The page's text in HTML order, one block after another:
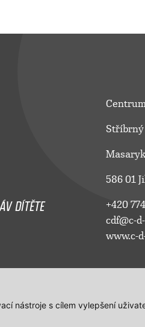
nástroje s cílem vylepšení
DÍTĚTE
Stříbrný
586 01
+420
cdf@c-
www.c-